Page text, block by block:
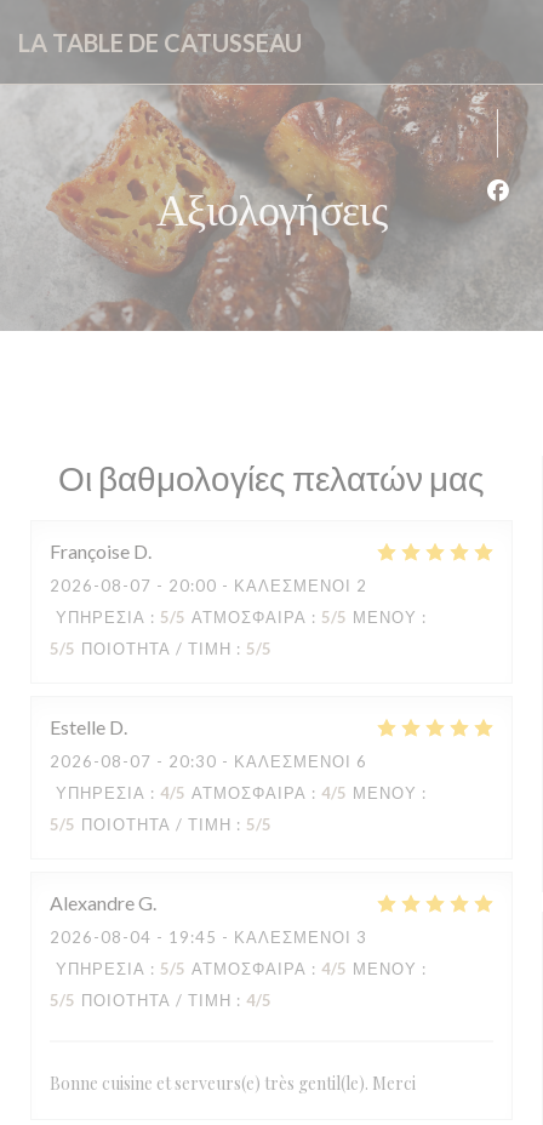
Πίνακας διαχείρισης "Μπισκότων" (Cookies)
LA TABLE DE CATUSSEAU
Αξιολογήσεις
Οι βαθμολογίες πελατών μας
Françoise D
2026-08-07 - 20:00 - ΚΑΛΕΣΜΈΝΟΙ 2
ΥΠΗΡΕΣΊΑ : 5/5 ΑΤΜΌΣΦΑΙΡΑ : 5/5 ΜΕΝΟΎ :
5/5 ΠΟΙΌΤΗΤΑ / ΤΙΜΉ : 5/5
Estelle D
2026-08-07 - 20:30 - ΚΑΛΕΣΜΈΝΟΙ 6
ΥΠΗΡΕΣΊΑ : 4/5 ΑΤΜΌΣΦΑΙΡΑ : 4/5 ΜΕΝΟΎ :
5/5 ΠΟΙΌΤΗΤΑ / ΤΙΜΉ : 5/5
AlexandreG
2026-08-04 - 19:45 - ΚΑΛΕΣΜΈΝΟΙ 3
ΥΠΗΡΕΣΊΑ : 5/5 ΑΤΜΌΣΦΑΙΡΑ : 4/5 ΜΕΝΟΎ :
5/5 ΠΟΙΌΤΗΤΑ / ΤΙΜΉ : 4/5
Bonne cuisine et serveurs(e) très gentil(le). Merci